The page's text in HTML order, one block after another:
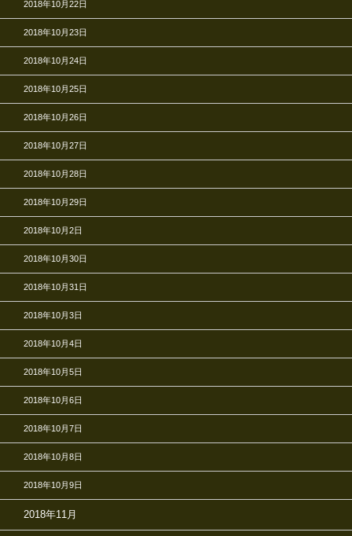
2018年10月22日
2018年10月23日
2018年10月24日
2018年10月25日
2018年10月26日
2018年10月27日
2018年10月28日
2018年10月29日
2018年10月2日
2018年10月30日
2018年10月31日
2018年10月3日
2018年10月4日
2018年10月5日
2018年10月6日
2018年10月7日
2018年10月8日
2018年10月9日
2018年11月